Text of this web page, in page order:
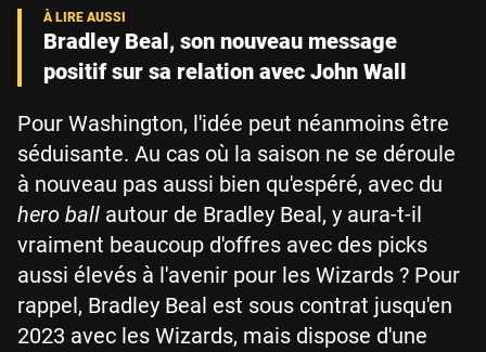
Bradley Beal, son nouveau message
positif sur sa relation avec John Wall
Pour Washington, l'idée peut néanmoins être
séduisante. Au cas où la saison ne se déroule
à nouveau pas aussi bien qu'espéré, avec du
hero ball autour de Bradley Beal, y aura-t-il
vraiment beaucoup d'offres avec des picks
aussi élevés à l'avenir pour les Wizards ? Pour
rappel, Bradley Beal est sous contrat jusqu'en
2023 avec les Wizards, mais dispose d'une